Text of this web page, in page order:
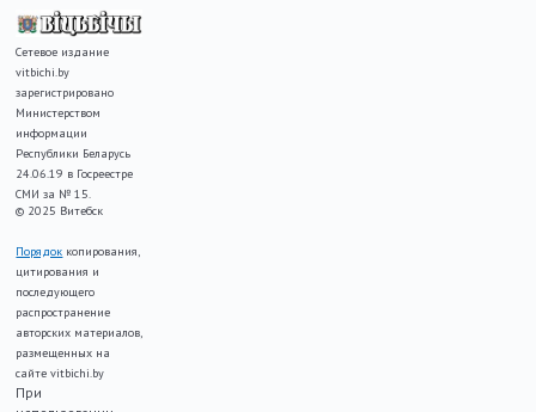
Сетевое издание
vitbichi.by
зарегистрировано
Министерством
информации
Республики Беларусь
24.06.19 в Госреестре
СМИ за № 15.
© 2025 Витебск
Порядок копирования,
цитирования и
последующего
распространение
авторских материалов,
размещенных на
сайте vitbichi.by
При